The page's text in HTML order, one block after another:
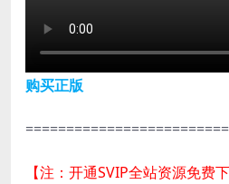
购买正版
【注：开通SVIP全站资源免费